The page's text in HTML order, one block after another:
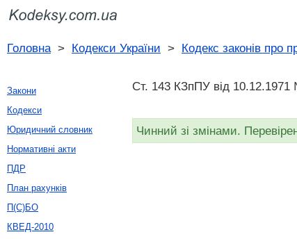
Головна> Кодекси України > Кодекс законів про
Ст. 143 КЗпПУ від
Чинний зі змінами.
Закони
Кодекси
Юридичний словник
Нормативні акти
ПДР
План рахунків
П(С)БО
КВЕД-2010